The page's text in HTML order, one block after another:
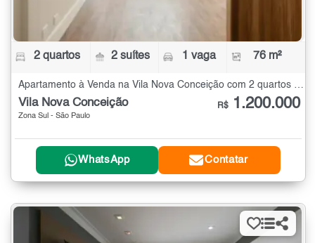
2 quartos 2 suítes 1 vaga 76 m²
Apartamento à Venda na Vila Nova Conceição com 2 quartos - 76 m²
Vila Nova Conceição
Zona Sul - São Paulo
R$ 1.200.000
WhatsApp Contatar